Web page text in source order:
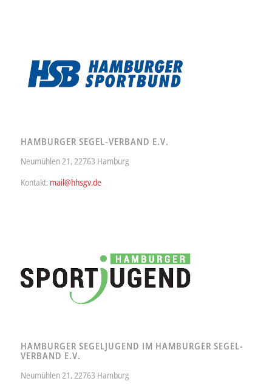
HAMBURGER SEGEL-VERBAND E.V.
Neumühlen 21, 22763 Hamburg
Kontakt: mail@hhsgv.de
HAMBURGER SEGELJUGEND IM HAMBURGER SEGEL-
VERBAND E.V.
Neumühlen 21, 22763 Hamburg